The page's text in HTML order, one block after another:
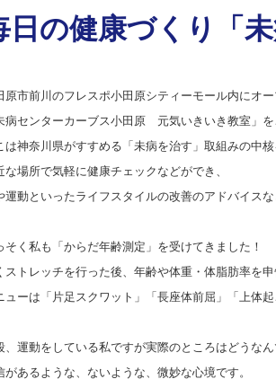
日の健康づくり「
原市前川のフレスポ小田原シティーモール内にオ
病センターカーブス小田原 元気いきいき教室」を
は神奈川県がすすめる「未病を治す」取組みの中核
な場所で気軽に健康チェックなどができ、
運動といったライフスタイルの改善のアドバイスな
そく私も「からだ年齢測定」を受けてきました！
ストレッチを行った後、年齢や体重・体脂肪率を申
ューは「片足スクワット」「長座体前屈」「上体起
、運動をしている私ですが実際のところはどうなん
があるような、ないような、微妙な心境です。